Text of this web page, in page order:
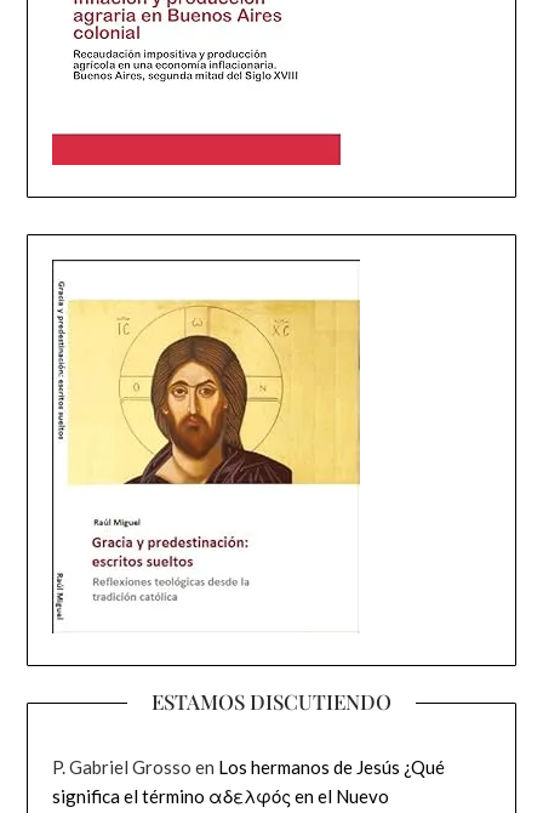
ESTAMOS DISCUTIENDO
P. Gabriel Grosso en Los hermanos de Jesús ¿Qué
significa el término αδελφός en el Nuevo